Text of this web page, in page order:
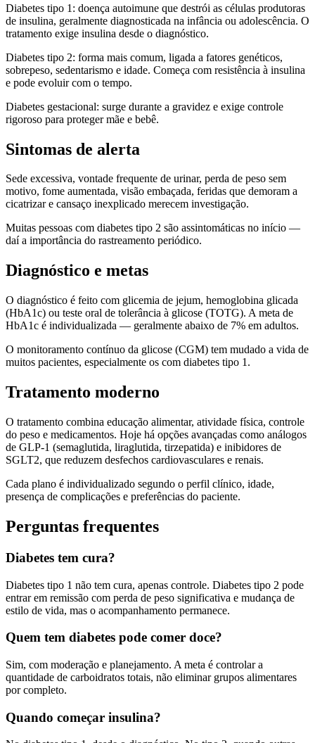
Diabetes tipo 1: doença autoimune que destrói as células produtoras
de insulina, geralmente diagnosticada na infância ou adolescência. O
tratamento exige insulina desde o diagnóstico.
Diabetes tipo 2: forma mais comum, ligada a fatores genéticos,
sobrepeso, sedentarismo e idade. Começa com resistência à insulina
e pode evoluir com o tempo.
Diabetes gestacional: surge durante a gravidez e exige controle
rigoroso para proteger mãe e bebê.
Sintomas de alerta
Sede excessiva, vontade frequente de urinar, perda de peso sem
motivo, fome aumentada, visão embaçada, feridas que demoram a
cicatrizar e cansaço inexplicado merecem investigação.
Muitas pessoas com diabetes tipo 2 são assintomáticas no início —
daí a importância do rastreamento periódico.
Diagnóstico e metas
O diagnóstico é feito com glicemia de jejum, hemoglobina glicada
(HbA1c) ou teste oral de tolerância à glicose (TOTG). A meta de
HbA1c é individualizada — geralmente abaixo de 7% em adultos.
O monitoramento contínuo da glicose (CGM) tem mudado a vida de
muitos pacientes, especialmente os com diabetes tipo 1.
Tratamento moderno
O tratamento combina educação alimentar, atividade física, controle
do peso e medicamentos. Hoje há opções avançadas como análogos
de GLP-1 (semaglutida, liraglutida, tirzepatida) e inibidores de
SGLT2, que reduzem desfechos cardiovasculares e renais.
Cada plano é individualizado segundo o perfil clínico, idade,
presença de complicações e preferências do paciente.
Perguntas frequentes
Diabetes tem cura?
Diabetes tipo 1 não tem cura, apenas controle. Diabetes tipo 2 pode
entrar em remissão com perda de peso significativa e mudança de
estilo de vida, mas o acompanhamento permanece.
Quem tem diabetes pode comer doce?
Sim, com moderação e planejamento. A meta é controlar a
quantidade de carboidratos totais, não eliminar grupos alimentares
por completo.
Quando começar insulina?